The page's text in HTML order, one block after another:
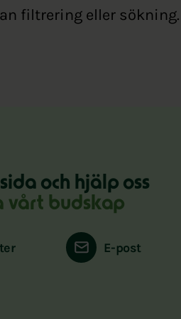
filtrering eller sökning.
och hjälp oss
vårt budskap
E-post